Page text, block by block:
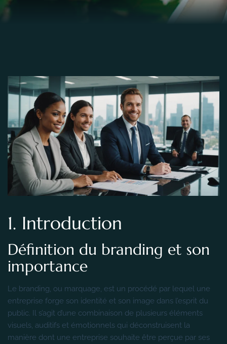
1. Introduction
Définition du branding et son
importance
Le branding, ou marquage, est un procédé par lequel une
entreprise forge son identité et son image dans l’esprit du
public. Il s’agit d’une combinaison de plusieurs éléments
visuels, auditifs et émotionnels qui déconstruisent la
manière dont une entreprise souhaite être perçue par ses